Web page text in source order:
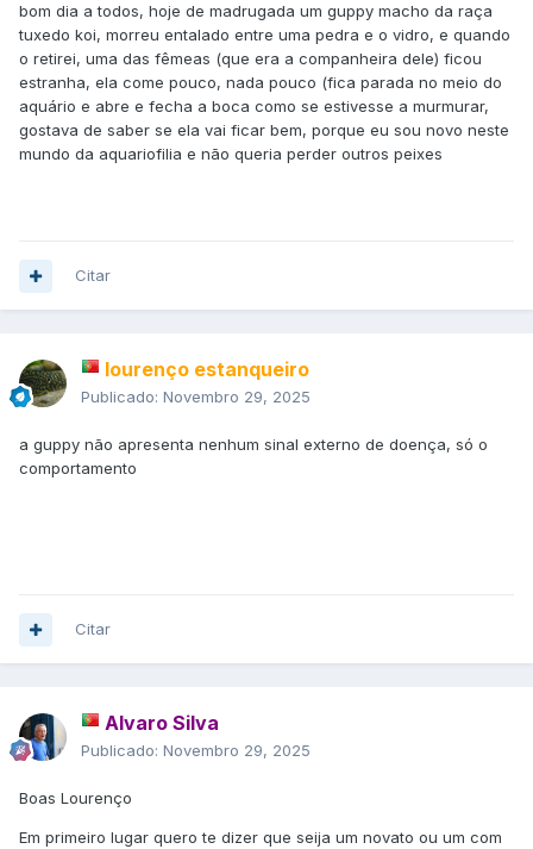
bom dia a todos, hoje de madrugada um guppy macho da raça
tuxedo koi, morreu entalado entre uma pedra e o vidro, e quando
o retirei, uma das fêmeas (que era a companheira dele) ficou
estranha, ela come pouco, nada pouco (fica parada no meio do
aquário e abre e fecha a boca como se estivesse a murmurar,
gostava de saber se ela vai ficar bem, porque eu sou novo neste
mundo da aquariofilia e não queria perder outros peixes
Citar
lourenço estanqueiro
Publicado: Novembro 29, 2025
a guppy não apresenta nenhum sinal externo de doença, só o
comportamento
Citar
Alvaro Silva
Publicado: Novembro 29, 2025
Boas Lourenço
Em primeiro lugar quero te dizer que seija um novato ou um com